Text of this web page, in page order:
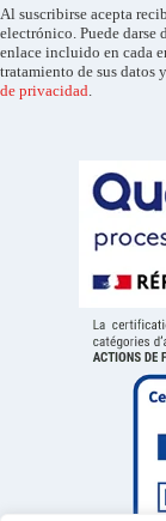
Al suscribirse acepta
electrónico. Puede darse
enlace incluido en cada
tratamiento de sus datos
de privacidad.